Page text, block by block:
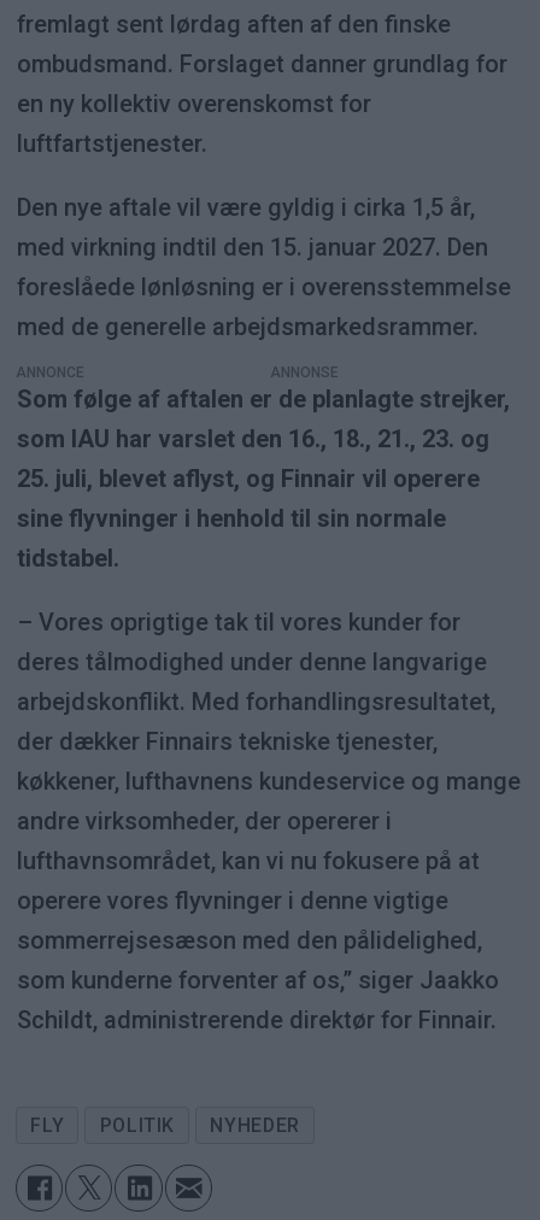
fremlagt sent lørdag aften af den finske
ombudsmand. Forslaget danner grundlag for
en ny kollektiv overenskomst for
luftfartstjenester.
Den nye aftale vil være gyldig i cirka 1,5 år,
med virkning indtil den 15. januar 2027. Den
foreslåede lønløsning er i overensstemmelse
med de generelle arbejdsmarkedsrammer.
ANNONCE
Som følge af aftalen er de planlagte strejker,
som IAU har varslet den 16., 18., 21., 23. og
25. juli, blevet aflyst, og Finnair vil operere
sine flyvninger i henhold til sin normale
tidstabel.
– Vores oprigtige tak til vores kunder for
deres tålmodighed under denne langvarige
arbejdskonflikt. Med forhandlingsresultatet,
der dækker Finnairs tekniske tjenester,
køkkener, lufthavnens kundeservice og mange
andre virksomheder, der opererer i
lufthavnsområdet, kan vi nu fokusere på at
operere vores flyvninger i denne vigtige
sommerrejsesæson med den pålidelighed,
som kunderne forventer af os,” siger Jaakko
Schildt, administrerende direktør for Finnair.
FLY POLITIK NYHEDER